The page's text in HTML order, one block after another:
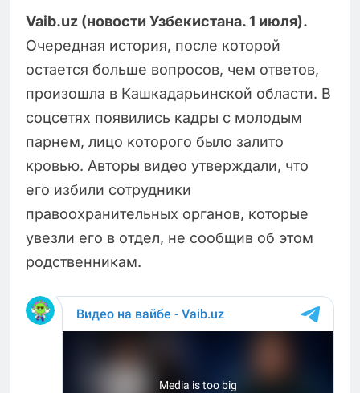
Vaib.uz (новости Узбекистана. 1 июля).
Очередная история, после которой
остается больше вопросов, чем ответов,
произошла в Кашкадарьинской области. В
соцсетях появились кадры с молодым
парнем, лицо которого было залито
кровью. Авторы видео утверждали, что
его избили сотрудники
правоохранительных органов, которые
увезли его в отдел, не сообщив об этом
родственникам.